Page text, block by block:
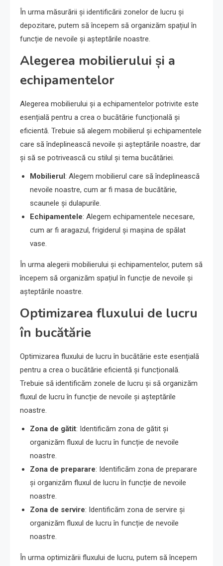
În urma măsurării și identificării zonelor de lucru și
depozitare, putem să începem să organizăm spațiul în
funcție de nevoile și așteptările noastre.
Alegerea mobilierului și a
echipamentelor
Alegerea mobilierului și a echipamentelor potrivite este
esențială pentru a crea o bucătărie funcțională și
eficientă. Trebuie să alegem mobilierul și echipamentele
care să îndeplinească nevoile și așteptările noastre, dar
și să se potrivească cu stilul și tema bucătăriei.
Mobilierul : Alegem mobilierul care să îndeplinească
nevoile noastre, cum ar fi masa de bucătărie,
scaunele și dulapurile.
Echipamentele: Alegem echipamentele necesare,
cum ar fi aragazul, frigiderul și mașina de spălat
vase.
În urma alegerii mobilierului și echipamentelor, putem să
începem să organizăm spațiul în funcție de nevoile și
așteptările noastre.
Optimizarea fluxului de lucru
în bucătărie
Optimizarea fluxului de lucru în bucătărie este esențială
pentru a crea o bucătărie eficientă și funcțională.
Trebuie să identificăm zonele de lucru și să organizăm
fluxul de lucru în funcție de nevoile și așteptările
noastre.
Zona de gătit: Identificăm zona de gătit și
organizăm fluxul de lucru în funcție de nevoile
noastre.
Zona de preparare: Identificăm zona de preparare
și organizăm fluxul de lucru în funcție de nevoile
noastre.
Zona de servire: Identificăm zona de servire și
organizăm fluxul de lucru în funcție de nevoile
noastre.
În urma optimizării fluxului de lucru, putem să începem